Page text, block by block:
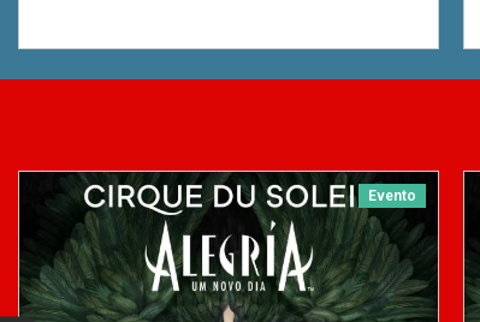
Evento